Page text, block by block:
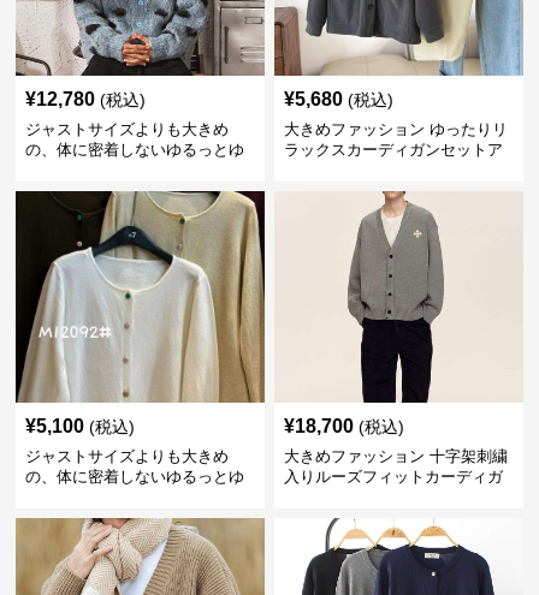
¥12,780 (税込)
ジャストサイズよりも大きめ
の、体に密着しないゆるっとゆ
ゆったりドット柄モヘアカーデ
ィガン
¥5,680 (税込)
大きめファッション ゆったりリ
ラックスカーディガンセットア
¥5,100 (税込)
ジャストサイズよりも大きめ
の、体に密着しないゆるっとゆ
ゆったりリラックスカーディガ
¥18,700 (税込)
大きめファッション 十字架刺繍
入りルーズフィットカーディガ